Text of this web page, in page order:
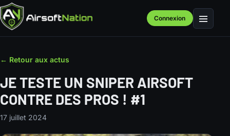
Connexion Menu
← Retour aux actus
JE TESTE UN SNIPER AIRSOFT
CONTRE DES PROS ! #1
17 juillet 2024